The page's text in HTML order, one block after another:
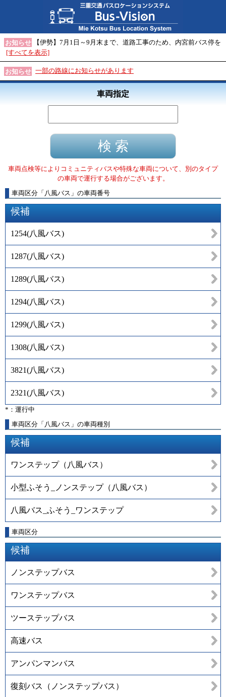
お知らせ
【伊勢】7月1日～9月末まで、道路工事のため、内宮前バス停を
[すべてを表示]
お知らせ 一部の路線にお知らせがあります
車両指定
車両点検等によりコミュニティバスや特殊な車両について、別のタイプ
の車両で運行する場合がございます。
車両区分 「 八風バス 」 の車両番号
候補
1254(八風バス)
1287(八風バス)
1289(八風バス)
1294(八風バス)
1299(八風バス)
1308(八風バス)
3821(八風バス)
2321(八風バス)
*：運行中
車両区分「八風バス」の車両種別
候補
ワンステップ（八風バス）
小型ふそう_ノンステップ（八風バス）
八風バス_ふそう_ワンステップ
車両区分
候補
ノンステップバス
ワンステップバス
ツーステップバス
高速バス
アンパンマンバス
復刻バス（ノンステップバス）